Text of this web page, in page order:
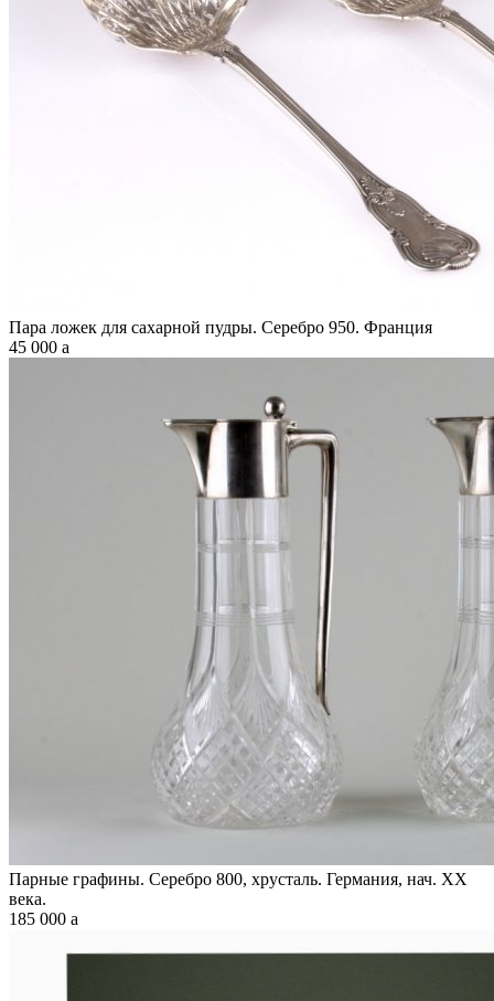
Пара ложек для сахарной пудры. Серебро 950. Франция
45 000 a
Парные графины. Серебро 800, хрусталь. Германия, нач. XX
века.
185 000 a